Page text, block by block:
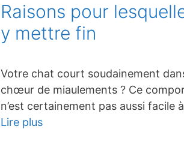
Raisons pour
y mettre fin
Votre chat court soudainement
chœur de miaulements ? Ce
n’est certainement pas aussi facile
Lire plus